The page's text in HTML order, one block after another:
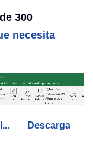
300
necesita
Descarga